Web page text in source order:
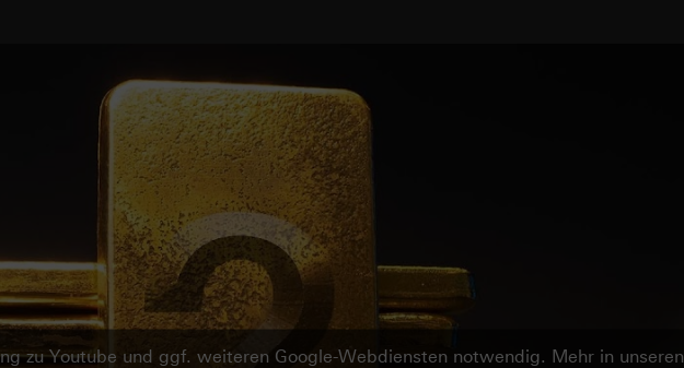
zu Youtube und ggf. weiteren Google-Webdiensten notwendig. Mehr in unseren